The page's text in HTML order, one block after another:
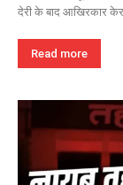
देरी के बाद आखिरकार
Read more